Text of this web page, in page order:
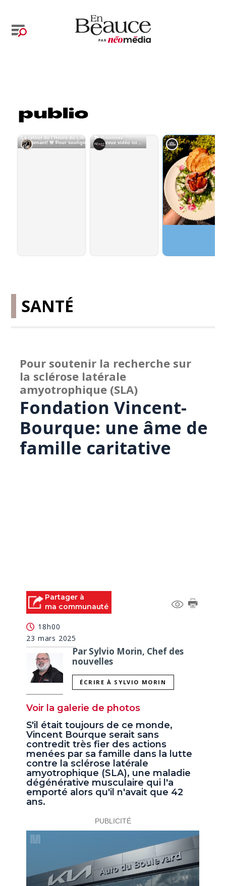
SANTÉ
Pour soutenir la recherche sur
la sclérose latérale
amyotrophique (SLA)
Fondation Vincent-
Bourque: une âme de
famille caritative
Partager à
ma communauté
18h00
23 mars 2025
Par Sylvio Morin, Chef des
nouvelles
ÉCRIRE À SYLVIO MORIN
Voir la galerie de photos
S'il était toujours de ce monde,
Vincent Bourque serait sans
contredit très fier des actions
menées par sa famille dans la lutte
contre la sclérose latérale
amyotrophique (SLA), une maladie
dégénérative musculaire qui l'a
emporté alors qu'il n'avait que 42
ans.